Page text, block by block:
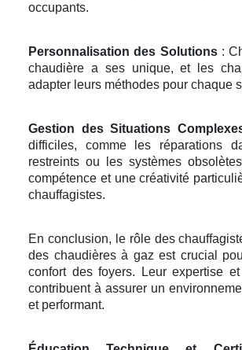
occupants.
Personnalisation des Solutions:
chaudière a ses unique, et les
adapter leurs méthodes pour chaque
Gestion des Situations
difficiles, comme les réparations
restreints ou les systèmes
compétence et une créativité
chauffagistes.
En conclusion, le rôle des
des chaudières à gaz est crucial
confort des foyers. Leur expertise
contribuent à assurer un
et performant.